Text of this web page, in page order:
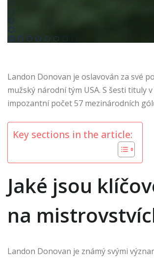
Landon Donovan je oslavován za své
mužský národní tým USA. S šesti tituly
impozantní počet 57 mezinárodních
Key sections in the article:
Jaké jsou
na
Landon Donovan je známý svými